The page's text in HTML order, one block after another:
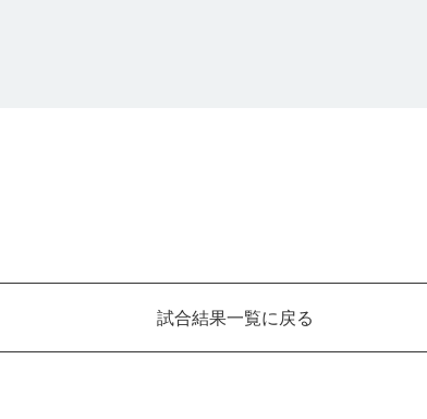
試合結果一覧に戻る